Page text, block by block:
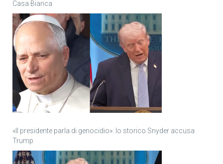
Casa Bianca
«Il presidente parla di genocidio»: lo storico Snyder accusa
Trump